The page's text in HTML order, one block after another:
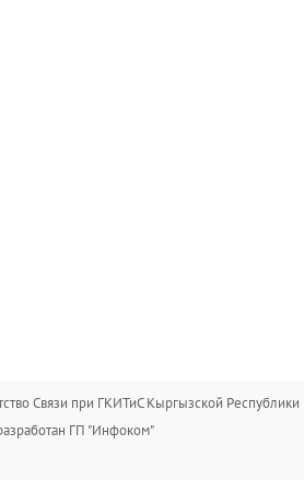
Связи при ГКИТиС Кыргызской Республики
ГП "Инфоком"